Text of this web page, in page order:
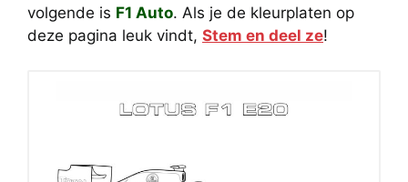
volgende is F1 Auto. Als je de kleurplaten op
deze pagina leuk vindt, Stem en deel ze!